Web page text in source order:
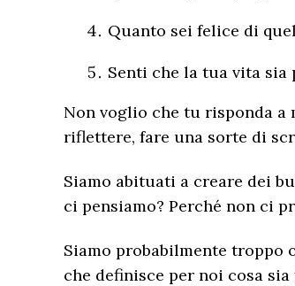
Quanto sei felice di
Senti che la tua vita sia
Non voglio che tu risponda a
riflettere, fare una sorte di
Siamo abituati a creare dei
ci pensiamo? Perché non ci
Siamo probabilmente troppo
che definisce per noi cosa